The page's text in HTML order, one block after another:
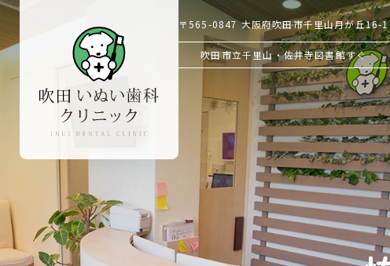
〒565-0847大阪府吹田市千里山月が丘16-1
吹田市立千里山・佐井寺図書館すぐ